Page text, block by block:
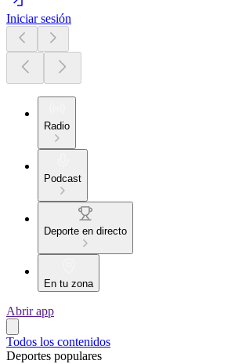
Iniciar sesión
Radio
Podcast
Deporte en directo
En tu zona
Abrir app
Todos los contenidos
Deportes populares